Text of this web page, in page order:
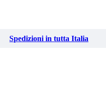
Spedizioni in tutta Italia